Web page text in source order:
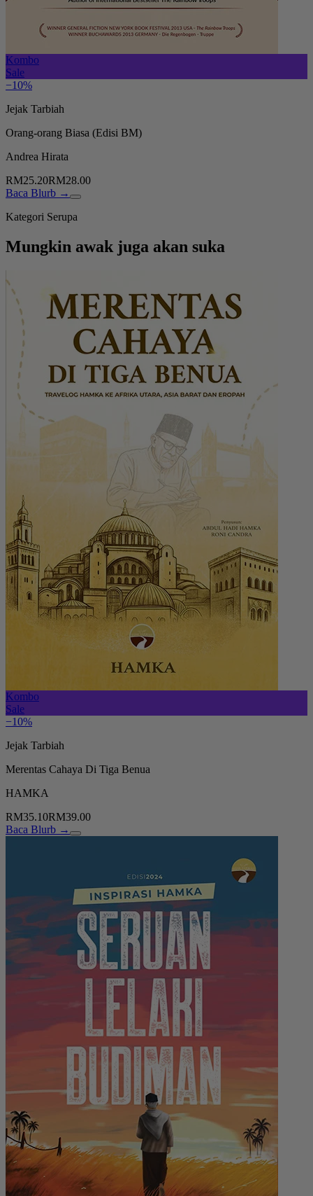
Kombo
Sale
−10%
Jejak Tarbiah
Orang-orang Biasa (Edisi BM)
Andrea Hirata
RM25.20RM28.00
Baca Blurb →
Kategori Serupa
Mungkin awak juga akan suka
Kombo
Sale
−10%
Jejak Tarbiah
Merentas Cahaya Di Tiga Benua
HAMKA
RM35.10RM39.00
Baca Blurb →